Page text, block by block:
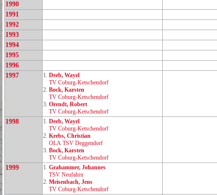
1990
1991
1992
1993
1994
1995
1996
1997
1. Deeb, Wayel
TV Coburg‑Ketschendorf
2. Bock, Karsten
TV Coburg‑Ketschendorf
3. Orendt, Robert
TV Coburg‑Ketschendorf
1998 1. Deeb, Wayel
TV Coburg‑Ketschendorf
2. Krebs, Christian
OLA TSV Deggendorf
3. Bock, Karsten
TV Coburg‑Ketschendorf
1999 1. Grahammer, Johannes
TSV Neufahrn
2. Meisenbach, Jens
TV Coburg‑Ketschendorf